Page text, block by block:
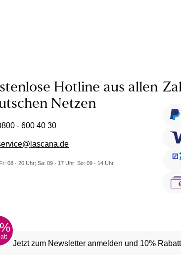
Hotline aus allen
Netzen
- 600 40 30
08 - 20 Uhr; Sa: 09 - 17 Uhr; So: 09 - 14 Uhr.
Jetzt zum Newsletter anmelden und 10%